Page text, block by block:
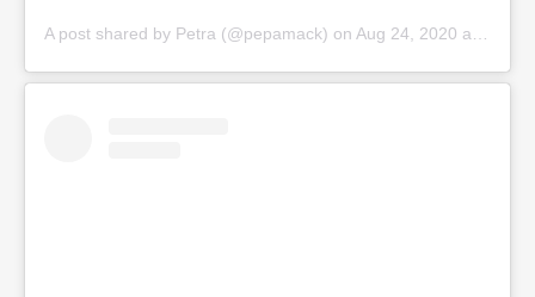
A post shared by Petra (@pepamack) on Aug 24, 2020 at 3:46am PDT